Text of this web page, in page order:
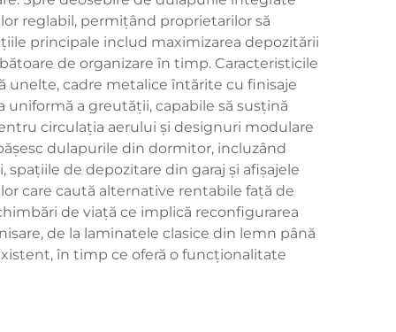
reglabil, permițând proprietarilor să
principale includ maximizarea depozitării
de organizare în timp. Caracteristicile
unelte, cadre metalice întărite cu finisaje
a greutății, capabile să susțină
circulația aerului și designuri modulare
dulapurile din dormitor, incluzând
de depozitare din garaj și afișajele
care caută alternative rentabile față de
de viață ce implică reconfigurarea
de la laminatele clasice din lemn până
în timp ce oferă o funcționalitate